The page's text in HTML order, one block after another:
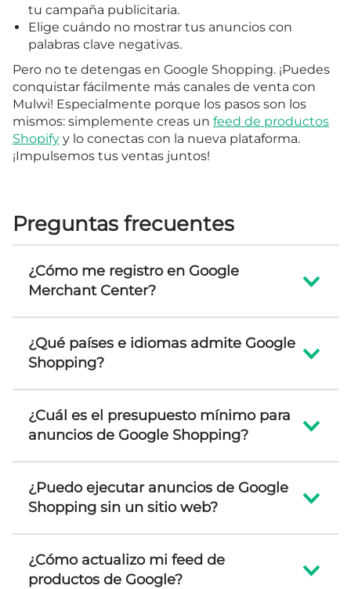
tu campaña publicitaria.
Elige cuándo no mostrar tus anuncios con
palabras clave negativas.
Pero no te detengas en Google Shopping. ¡Puedes
conquistar fácilmente más canales de venta con
Mulwi! Especialmente porque los pasos son los
mismos: simplemente creas un feed de productos
Shopify y lo conectas con la nueva plataforma.
¡Impulsemos tus ventas juntos!
Preguntas frecuentes
¿Cómo me registro en Google
Merchant Center?
¿Qué países e idiomas admite Google
Shopping?
¿Cuál es el presupuesto mínimo para
anuncios de Google Shopping?
¿Puedo ejecutar anuncios de Google
Shopping sin un sitio web?
¿Cómo actualizo mi feed de
productos de Google?